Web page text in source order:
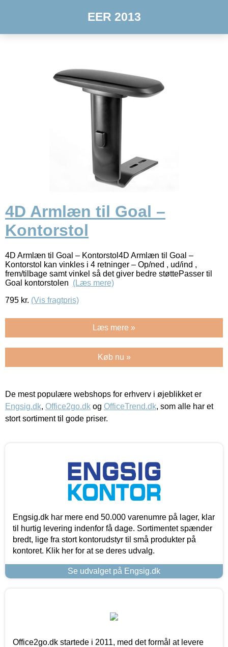
EER 2013
4D Armlæn til Goal –
Kontorstol
4D Armlæn til Goal – Kontorstol4D Armlæn til Goal –
Kontorstol kan vinkles i 4 retninger – Op/ned , ud/ind ,
frem/tilbage samt vinkel så det giver bedre støttePasser til
Goal kontorstolen (Læs mere)
795 kr. (Vis fragtpris)
Læs mere »
Køb nu »
De mest populære webshops for erhverv i øjeblikket er
Engsig.dk, Office2go.dk og OfficeTrend.dk, som alle har et
stort sortiment til gode priser.
Engsig.dk har mere end 50.000 varenumre på lager, klar
til hurtig levering indenfor få dage. Sortimentet spænder
bredt, lige fra stort kontorudstyr til små produkter på
kontoret. Klik her for at se deres udvalg.
Se udvalget på Engsig.dk
Office2go.dk startede i 2011, med det formål at levere